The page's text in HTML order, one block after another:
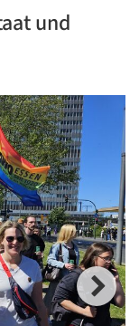
und